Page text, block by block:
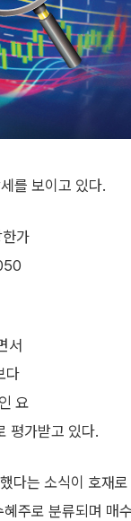
를 보이고 있다.
가
서
다
요
평가받고 있다.
다는 소식이 호재
주로 분류되며 매